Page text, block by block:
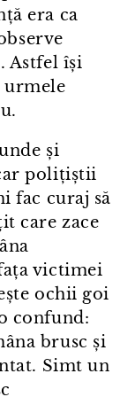
era ca
Astfel își
urmele
și
polițiștii
fac curaj să
care zace
victimei
ochii goi
confund:
brusc și
Simt un